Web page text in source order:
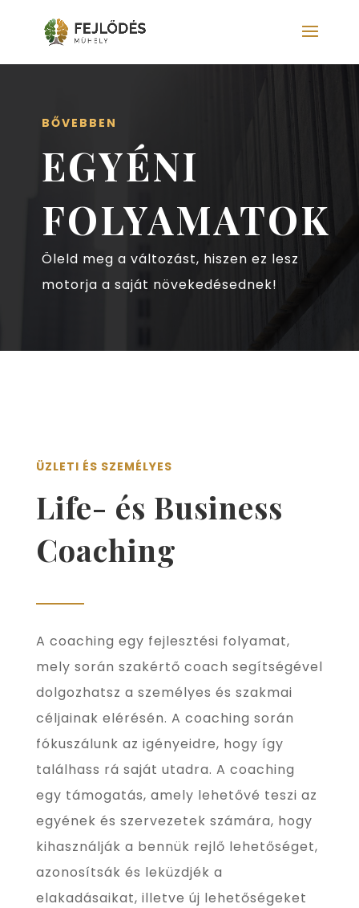
BŐVEBBEN
EGYÉNI
FOLYAMATOK
Öleld meg a változást, hiszen ez lesz
motorja a saját növekedésednek!
ÜZLETI ÉS SZEMÉLYES
Life- és Business
Coaching
A coaching egy fejlesztési folyamat,
mely során szakértő coach segítségével
dolgozhatsz a személyes és szakmai
céljainak elérésén. A coaching során
fókuszálunk az igényeidre, hogy így
találhass rá saját utadra. A coaching
egy támogatás, amely lehetővé teszi az
egyének és szervezetek számára, hogy
kihasználják a bennük rejlő lehetőséget,
azonosítsák és leküzdjék a
elakadásaikat, illetve új lehetőségeket